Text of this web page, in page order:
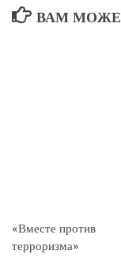
ВАМ
«Вместе против
терроризма»